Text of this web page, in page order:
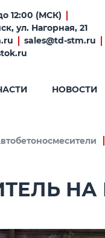
12:00 (МСК)
ул. Нагорная, 21
sales@td-stm.ru
НОВОСТИ
НА